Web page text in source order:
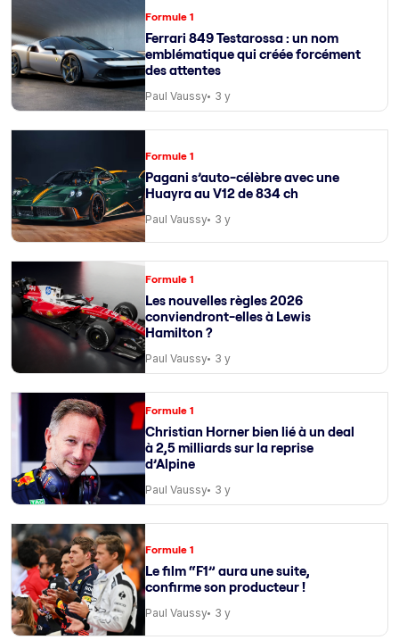
Formule 1
Ferrari 849 Testarossa : un nom
emblématique qui créée forcément
des attentes
Paul Vaussy 3 y
Formule 1
Pagani s’auto-célèbre avec une
Huayra au V12 de 834 ch
Paul Vaussy 3 y
Formule 1
Les nouvelles règles 2026
conviendront-elles à Lewis
Hamilton ?
Paul Vaussy 3 y
Formule 1
Christian Horner bien lié à un deal
à 2,5 milliards sur la reprise
d’Alpine
Paul Vaussy 3 y
Formule 1
Le film “F1” aura une suite,
confirme son producteur !
Paul Vaussy 3 y